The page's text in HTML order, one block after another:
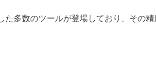
た多数のツールが登場しており、その